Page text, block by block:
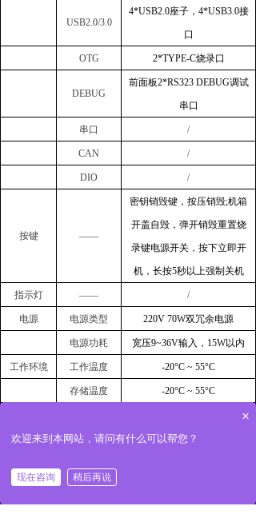
USB2.0/3.0
4*USB2.0座子， 4*USB3.0接
口
OTG 2*TYPE-C烧录口
DEBUG
前面板2*RS323 DEBUG调试
串口
串口 /
CAN /
DIO /
按键 ——
密钥销毁键，按压销毁;机箱
开盖自毁，弹开销毁重置烧
录键电源开关，按下立即开
机，长按5秒以上强制关机
指示灯 —— /
电源 电源类型 220V 70W双冗余电源
电源功耗 宽压9~36V输入 ， 15W以内
工作环境 工作温度 -20°C ~ 55°C
存储温度 -20°C ~ 55°C
存储湿度 0% ~ 90%相对湿度
开孔尺寸
낀
返回首页 一键拨号
×
欢迎来到本网站，请问有什么可以帮您？
现在咨询 稍后再说